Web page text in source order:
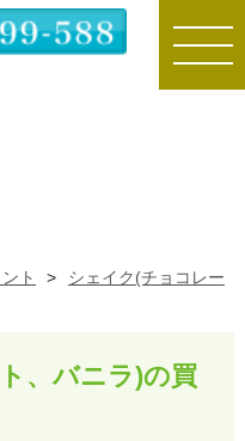
toggle
ト >
シェイク(チョコレー
、バニラ)の買